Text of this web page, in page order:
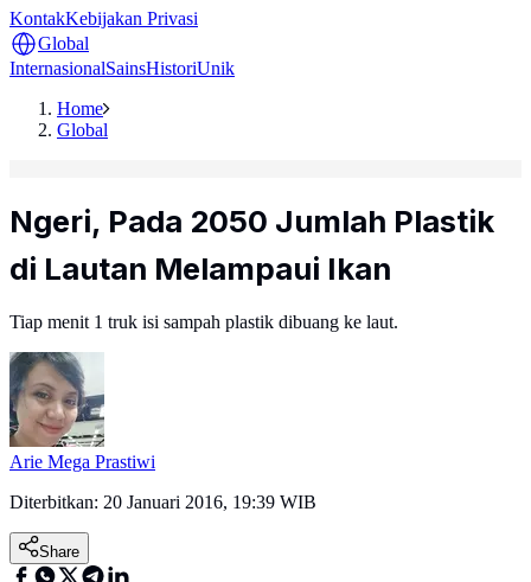
KontakKebijakan Privasi
Global
InternasionalSainsHistoriUnik
Home
Global
Ngeri, Pada 2050 Jumlah Plastik
di Lautan Melampaui Ikan
Tiap menit 1 truk isi sampah plastik dibuang ke laut.
Arie Mega Prastiwi
Diterbitkan: 20 Januari 2016, 19:39 WIB
Share